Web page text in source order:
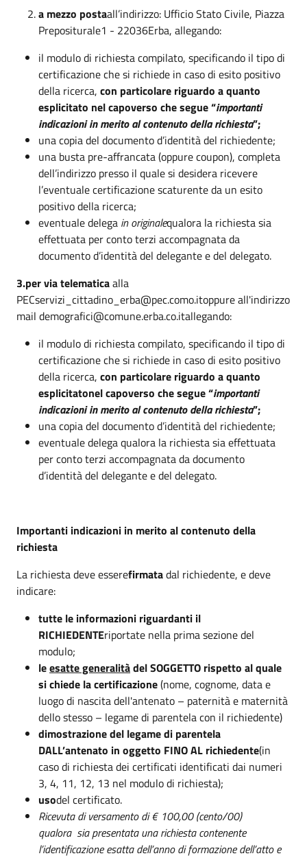
a mezzo postaall’indirizzo: Ufficio Stato Civile, Piazza
Prepositurale1 - 22036Erba, allegando:
il modulo di richiesta compilato, specificando il tipo di
certificazione che si richiede in caso di esito positivo
della ricerca, con particolare riguardo a quanto
esplicitato nel capoverso che segue “importanti
indicazioni in merito al contenuto della richiesta”;
una copia del documento d’identità del richiedente;
una busta pre-affrancata (oppure coupon), completa
dell’indirizzo presso il quale si desidera ricevere
l’eventuale certificazione scaturente da un esito
positivo della ricerca;
eventuale delega in originalequalora la richiesta sia
effettuata per conto terzi accompagnata da
documento d’identità del delegante e del delegato.
3.per via telematicaalla
PECservizi_cittadino_erba@pec.como.itoppure all'indirizzo
mail demografici@comune.erba.co.itallegando:
il modulo di richiesta compilato, specificando il tipo di
certificazione che si richiede in caso di esito positivo
della ricerca, con particolare riguardo a quanto
esplicitatonel capoverso che segue “importanti
indicazioni in merito al contenuto della richiesta”;
una copia del documento d’identità del richiedente;
eventuale delega qualora la richiesta sia effettuata
per conto terzi accompagnata da documento
d’identità del delegante e del delegato.
Importanti indicazioni in merito al contenuto della
richiesta
La richiesta deve esserefirmatadal richiedente, e deve
indicare:
tutte le informazioni riguardanti il
RICHIEDENTEriportate nella prima sezione del
modulo;
leesatte generalitàdel SOGGETTO rispetto al quale
si chiede la certificazione(nome, cognome, data e
luogo di nascita dell'antenato – paternità e maternità
dello stesso – legame di parentela con il richiedente)
dimostrazione del legame di parentela
DALL’antenato in oggetto FINO AL richiedente(in
caso di richiesta dei certificati identificati dai numeri
3, 4, 11, 12, 13 nel modulo di richiesta);
usodel certificato.
Ricevuta di versamento di € 100,00 (cento/00)
qualora sia presentata una richiesta contenente
l’identificazione esatta dell’anno di formazione dell’atto e